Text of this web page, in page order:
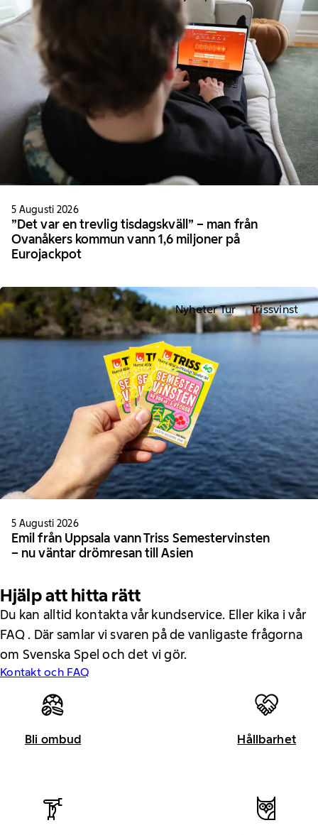
5 Augusti 2026
”Det var en trevlig tisdagskväll” – man från
Ovanåkers kommun vann 1,6 miljoner på
Eurojackpot
Nyheter Tur Trissvinst
5 Augusti 2026
Emil från Uppsala vann Triss Semestervinsten
– nu väntar drömresan till Asien
Hjälp att hitta rätt
Du kan alltid kontakta vår kundservice. Eller kika i vår
FAQ . Där samlar vi svaren på de vanligaste frågorna
om Svenska Spel och det vi gör.
Kontakt och FAQ
Bli ombud Hållbarhet